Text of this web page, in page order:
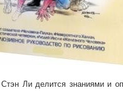
Ли делится знаниями и